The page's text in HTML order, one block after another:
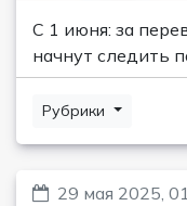
С 1 июня: за
начнут следить
Рубрики
29 мая 2025,